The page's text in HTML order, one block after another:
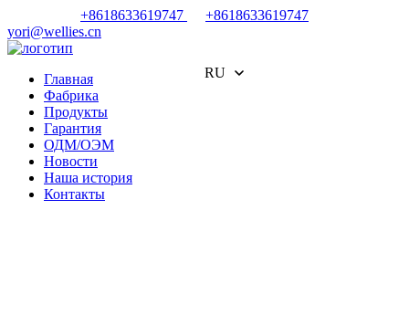
+8618633619747
+8618633619747
yori@wellies.cn
RU
Главная
Фабрика
Продукты
Гарантия
ОДМ/ОЭМ
Новости
Наша история
Контакты